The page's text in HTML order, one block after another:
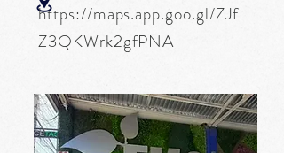
https://maps.app.goo.gl/ZJfL
Z3QKWrk2gfPNA